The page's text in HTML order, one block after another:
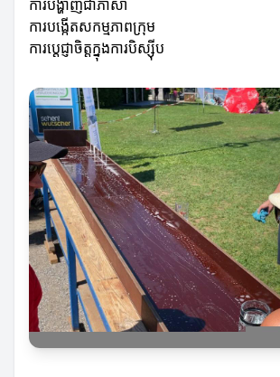
ការបង្ហាញជាភាសា
ការបង្កើតសកម្មភាពក្រុម
ការប្ដេជ្ញាចិត្តក្នុងការបិស្សុីប